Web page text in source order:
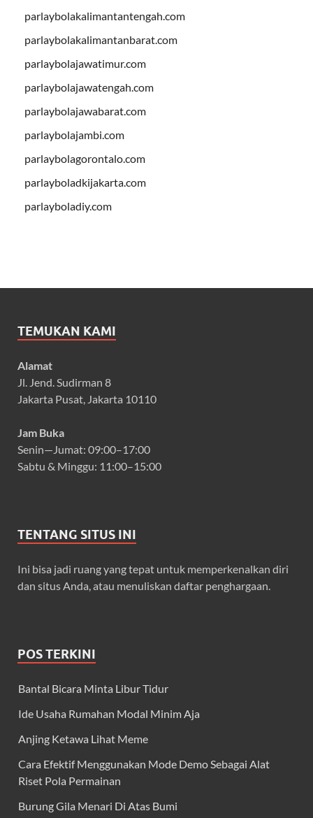
parlaybolakalimantantengah.com
parlaybolakalimantanbarat.com
parlaybolajawatimur.com
parlaybolajawatengah.com
parlaybolajawabarat.com
parlaybolajambi.com
parlaybolagorontalo.com
parlayboladkijakarta.com
parlayboladiy.com
TEMUKAN KAMI
Alamat
Jl. Jend. Sudirman 8
Jakarta Pusat, Jakarta 10110
Jam Buka
Senin—Jumat: 09:00–17:00
Sabtu & Minggu: 11:00–15:00
TENTANG SITUS INI
Ini bisa jadi ruang yang tepat untuk memperkenalkan diri
dan situs Anda, atau menuliskan daftar penghargaan.
POS TERKINI
Bantal Bicara Minta Libur Tidur
Ide Usaha Rumahan Modal Minim Aja
Anjing Ketawa Lihat Meme
Cara Efektif Menggunakan Mode Demo Sebagai Alat
Riset Pola Permainan
Burung Gila Menari Di Atas Bumi